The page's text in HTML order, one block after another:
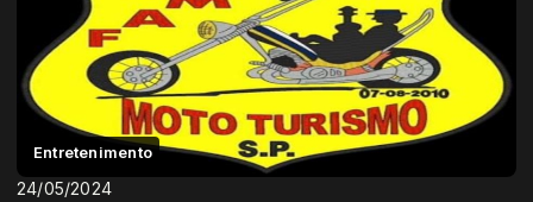
Entretenimento
24/05/2024